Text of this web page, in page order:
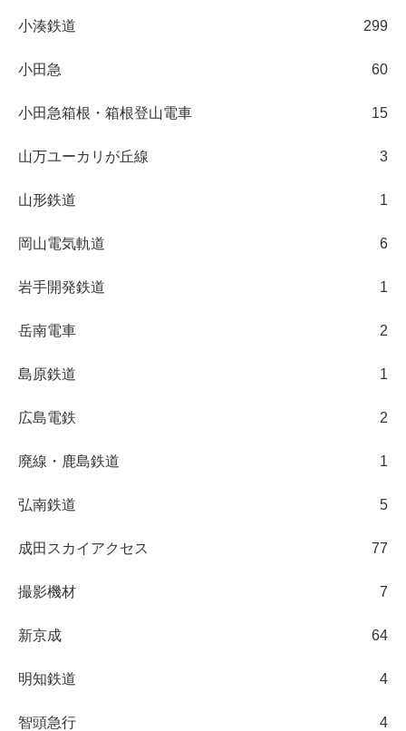
小湊鉄道 299
小田急 60
小田急箱根・箱根登山電車 15
山万ユーカリが丘線 3
山形鉄道 1
岡山電気軌道 6
岩手開発鉄道 1
岳南電車 2
島原鉄道 1
広島電鉄 2
廃線・鹿島鉄道 1
弘南鉄道 5
成田スカイアクセス 77
撮影機材 7
新京成 64
明知鉄道 4
智頭急行 4